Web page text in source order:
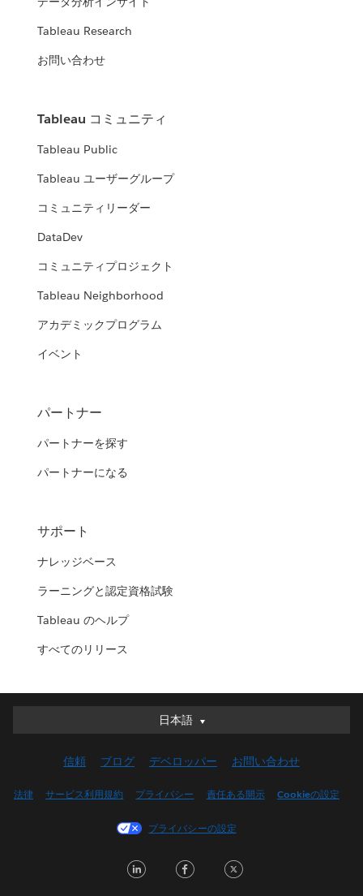
Tableau Research
お問い合わせ
Tableau コミュニティ
Tableau Public
Tableau ユーザーグループ
コミュニティリーダー
DataDev
コミュニティプロジェクト
Tableau Neighborhood
アカデミックプログラム
イベント
パートナー
パートナーを探す
パートナーになる
サポート
ナレッジベース
ラーニングと認定資格試験
Tableau のヘルプ
すべてのリリース
日本語
日本語
English (UK)
Français (Canada)
Italiano
信頼 ブログ デベロッパー お問い合わせ
法律 サービス利用規約 プライバシー 責任ある開示 Cookieの設定
プライバシーの設定
LinkedInFacebook